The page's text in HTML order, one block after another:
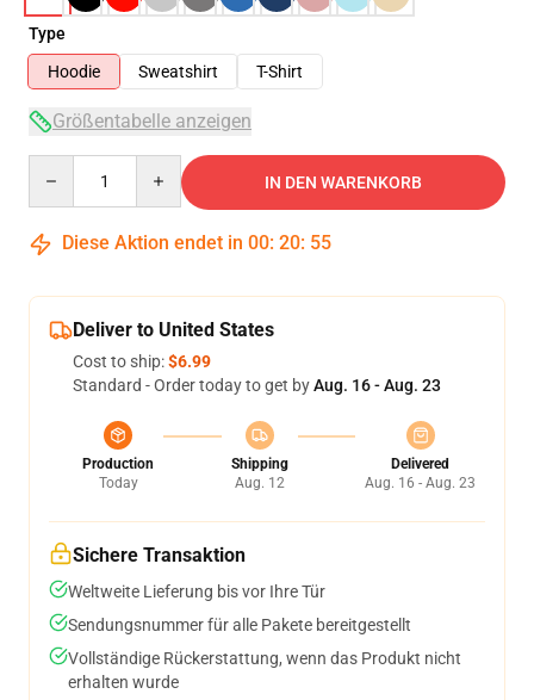
Type
Hoodie
Sweatshirt T-Shirt
Größentabelle anzeigen
IN DEN WARENKORB
Diese Aktion endet in 00: 20: 54
Deliver to United States
Cost to ship:$6.99
Standard - Order today to get byAug. 16 - Aug. 23
Production
Today
Shipping
Aug. 12
Delivered
Aug. 16 - Aug. 23
Sichere Transaktion
Weltweite Lieferung bis vor Ihre Tür
Sendungsnummer für alle Pakete bereitgestellt
Vollständige Rückerstattung, wenn das Produkt nicht
erhalten wurde